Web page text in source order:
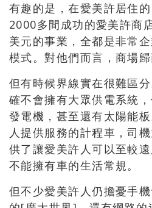
有趣的是，在愛美許居住
2000多間成功的愛美許商
美元的事業，全都是非常
模式。對他們而言，商場歸
但有時候界線實在很難區
確不會擁有大眾供電系統
發電機，甚至還有太陽能
人提供服務的計程車，司
供了讓愛美許人可以至較
不能擁有車的生活常規。
但不少愛美許人仍擔憂手